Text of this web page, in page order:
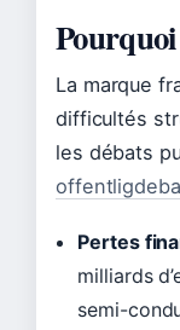
La marque
difficultés
les débats
Pertes
milliards
semi-